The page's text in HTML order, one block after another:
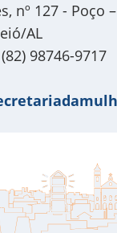
nº 127 - Poço
AL
98746-9717